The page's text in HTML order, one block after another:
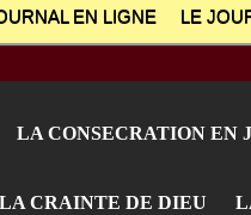
LE
EN LIGNE
LA CONSECRATION EN
LA CRAINTE DE DIEU